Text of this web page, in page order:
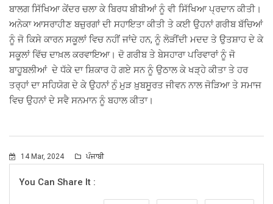
ਬਾਲਗ ਸਿੱਖਿਆ ਕੇਂਦਰ ਚਲਾ ਕੇ ਬਿਰਧ ਬੀਬੀਆਂ ਨੂੰ ਵੀ ਸਿੱਖਿਆ ਪ੍ਰਦਾਨ ਕੀਤੀ।
ਅਨੇਕਾ ਆਸਰਾਹੀਣ ਬਜ਼ੁਰਗਾਂ ਦੀ ਸਹਾਇਤਾ ਕੀਤੀ ਤੇ ਕਈ ਉਹਨਾਂ ਗਰੀਬ ਬੱਚਿਆਂ
ਨੂੰ ਜੋ ਕਿਸੇ ਕਾਰਨ ਸਕੂਲਾਂ ਵਿਚ ਨਹੀਂ ਜਾਂਦੇ ਹਨ, ਨੂੰ ਲੋੜੀਂਦੀ ਮਦਦ ਤੇ ਉਤਸ਼ਾਹ ਦੇ ਕੇ
ਸਕੂਲਾਂ ਵਿੱਚ ਦਾਖ਼ਲ ਕਰਵਾਇਆ। ਦੋ ਗਰੀਬ ਤੇ ਬੇਸਹਾਰਾ ਪਰਿਵਾਰਾਂ ਨੂੰ ਜੋ
ਬਾਹੂਬਲੀਆਂ ਦੇ ਧੱਕੇ ਦਾ ਸ਼ਿਕਾਰ ਹੋ ਗਏ ਸਨ ਨੂੰ ਉਠਾਲ ਕੇ ਖੜ੍ਹੇ ਕੀਤਾ ਤੇ ਹਰ
ਤਰ੍ਹਾਂ ਦਾ ਸਹਿਯੋਗ ਦੇ ਕੇ ਉਹਨਾਂ ਨੁੰ ਮੁੜ ਖ਼ੁਬਸੂਰਤ ਜੀਵਨ ਨਾਲ ਜੋੜਿਆ ਤੇ ਸਮਾਜ
ਵਿਚ ਉਹਨਾਂ ਦੇ ਸਵੈ ਸਨਮਾਨ ਨੂੰ ਬਹਾਲ ਕੀਤਾ।
14 Mar, 2024 ਪੰਜਾਬੀ
You Can Share It :